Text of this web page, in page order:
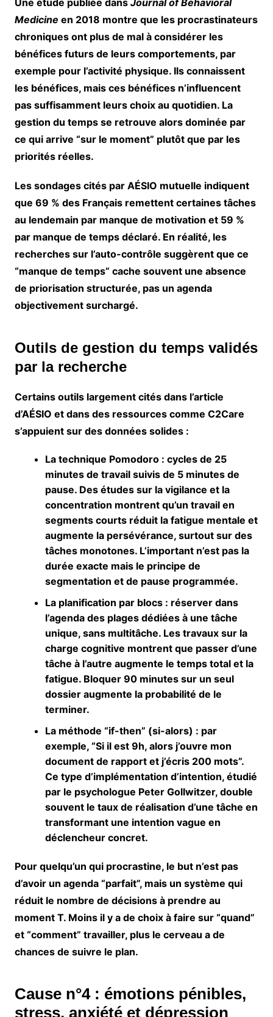
Une étude publiée dans Journal of Behavioral
Medicine en 2018 montre que les procrastinateurs
chroniques ont plus de mal à considérer les
bénéfices futurs de leurs comportements, par
exemple pour l’activité physique. Ils connaissent
les bénéfices, mais ces bénéfices n’influencent
pas suffisamment leurs choix au quotidien. La
gestion du temps se retrouve alors dominée par
ce qui arrive “sur le moment” plutôt que par les
priorités réelles.
Les sondages cités par AÉSIO mutuelle indiquent
que 69 % des Françaisremettent certaines tâches
au lendemain par manque de motivation et 59 %
par manque de temps déclaré. En réalité, les
recherches sur l’auto-contrôle suggèrent que ce
“manque de temps” cache souvent une absence
de priorisation structurée, pas un agenda
objectivement surchargé.
Outils de gestion du temps validés
par la recherche
Certains outils largement cités dans l’article
d’AÉSIO et dans des ressources comme C2Care
s’appuient sur des données solides :
La technique Pomodoro: cycles de 25
minutes de travail suivis de 5 minutes de
pause. Des études sur la vigilance et la
concentration montrent qu’un travail en
segments courts réduit la fatigue mentale et
augmente la persévérance, surtout sur des
tâches monotones. L’important n’est pas la
durée exacte mais le principe de
segmentation et de pause programmée.
La planification par blocs: réserver dans
l’agenda des plages dédiées à une tâche
unique, sans multitâche. Les travaux sur la
charge cognitive montrent que passer d’une
tâche à l’autre augmente le temps total et la
fatigue. Bloquer 90 minutes sur un seul
dossier augmente la probabilité de le
terminer.
La méthode “if-then” (si-alors) : par
exemple, “Si il est 9h, alors j’ouvre mon
document de rapport et j’écris 200 mots”.
Ce type d’implémentation d’intention, étudié
par le psychologue Peter Gollwitzer, double
souvent le taux de réalisation d’une tâche en
transformant une intention vague en
déclencheur concret.
Pour quelqu’un qui procrastine, le but n’est pas
d’avoir un agenda “parfait”, mais un système qui
réduit le nombre de décisions à prendre au
moment T. Moins il y a de choix à faire sur “quand”
et “comment” travailler, plus le cerveau a de
chances de suivre le plan.
Cause n°4 : émotions pénibles,
stress, anxiété et dépression